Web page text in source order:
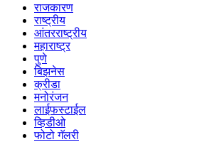
राजकारण
राष्ट्रीय
आंतरराष्ट्रीय
महाराष्ट्र
पुणे
बिझनेस
क्रीडा
मनोरंजन
लाईफस्टाईल
व्हिडीओ
फोटो गॅलरी